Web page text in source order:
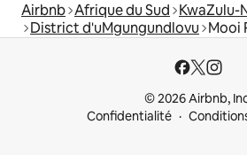
Airbnb Afrique du Sud KwaZulu-
District d'uMgungundlovu Mooi
© 2026 Airbnb,
Confidentialité